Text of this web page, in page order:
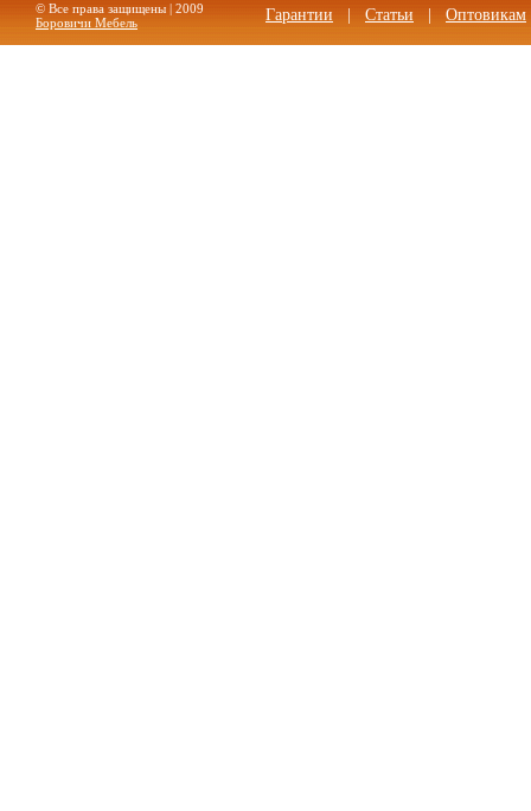
© Все права защищены | 2009
Боровичи Мебель
Гарантии Статьи Оптовикам